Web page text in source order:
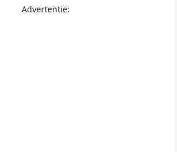
Advertentie: